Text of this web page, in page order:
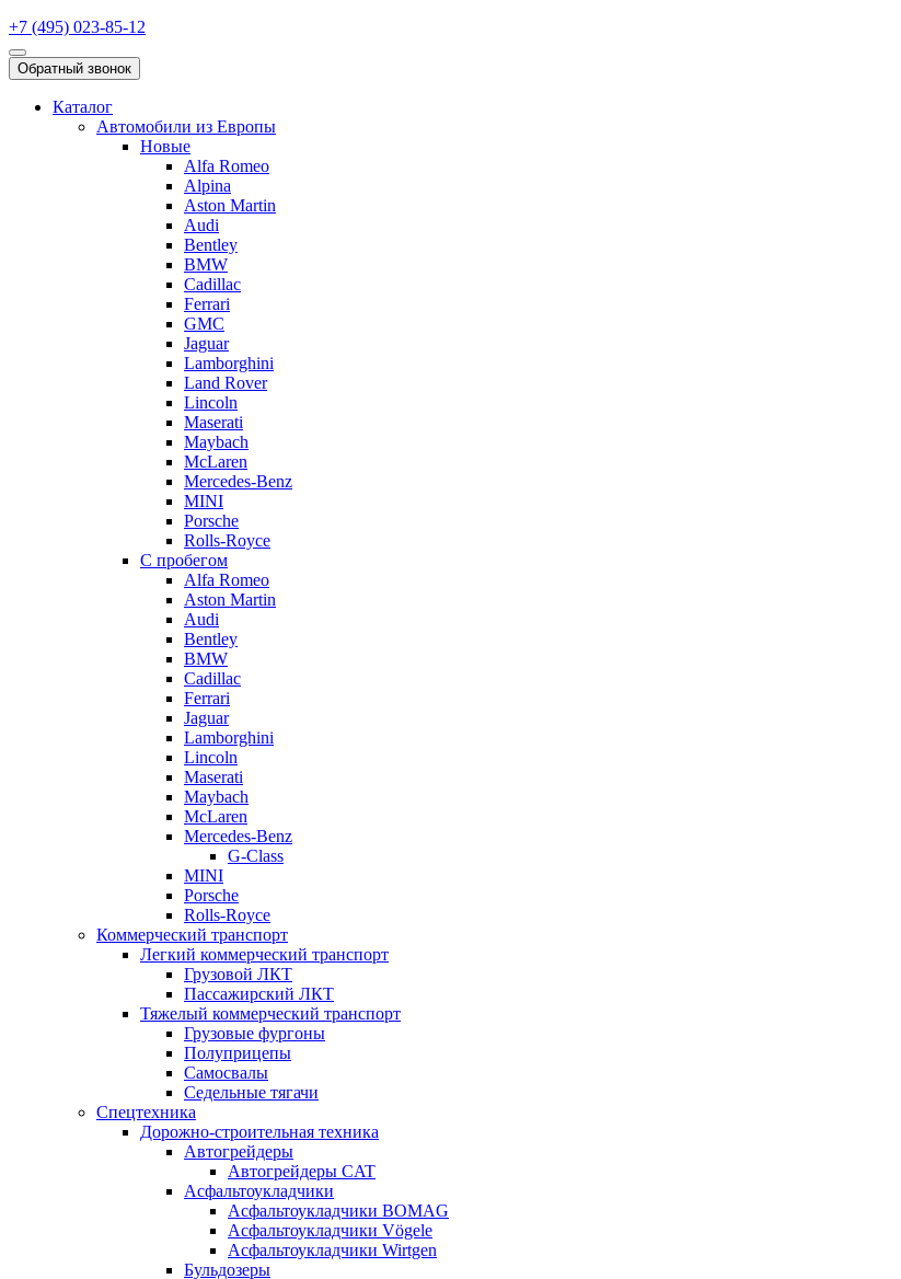
+7 (495) 023-85-12
Обратный звонок
Каталог
Автомобили из Европы
Новые
Alfa Romeo
Alpina
Aston Martin
Audi
Bentley
BMW
Cadillac
Ferrari
GMC
Jaguar
Lamborghini
Land Rover
Lincoln
Maserati
Maybach
McLaren
Mercedes-Benz
MINI
Porsche
Rolls-Royce
С пробегом
Alfa Romeo
Aston Martin
Audi
Bentley
BMW
Cadillac
Ferrari
Jaguar
Lamborghini
Lincoln
Maserati
Maybach
McLaren
Mercedes-Benz
G-Class
MINI
Porsche
Rolls-Royce
Коммерческий транспорт
Легкий коммерческий транспорт
Грузовой ЛКТ
Пассажирский ЛКТ
Тяжелый коммерческий транспорт
Грузовые фургоны
Полуприцепы
Самосвалы
Седельные тягачи
Спецтехника
Дорожно-строительная техника
Автогрейдеры
Автогрейдеры CAT
Асфальтоукладчики
Асфальтоукладчики BOMAG
Асфальтоукладчики Vögele
Асфальтоукладчики Wirtgen
Бульдозеры